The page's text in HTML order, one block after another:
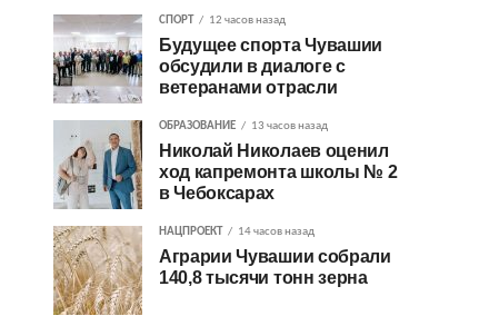
СПОРТ 12 часов назад
Будущее спорта Чувашии
обсудили в диалоге с
ветеранами отрасли
ОБРАЗОВАНИЕ 13 часов назад
Николай Николаев оценил
ход капремонта школы № 2
в Чебоксарах
НАЦПРОЕКТ 14 часов назад
Аграрии Чувашии собрали
140,8 тысячи тонн зерна